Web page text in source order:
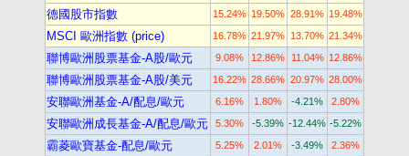
德國股市指數 15.24% 19.50% 28.91% 19.48%
MSCI 歐洲指數 (price) 16.78% 21.97% 13.70% 21.34%
聯博歐洲股票基金-A股/歐元 9.08% 12.86% 11.04% 12.86%
聯博歐洲股票基金-A股/美元 16.22% 28.66% 20.97% 28.00%
安聯歐洲基金-A/配息/歐元 6.16% 1.80% -4.21% 2.80%
安聯歐洲成長基金-A/配息/歐元 5.30% -5.39% -12.44% -5.22%
霸菱歐寶基金-配息/歐元 5.25% 2.01% -3.49% 2.36%